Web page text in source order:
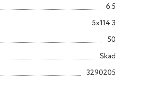
6.5
5x114.3
50
Skad
3290205